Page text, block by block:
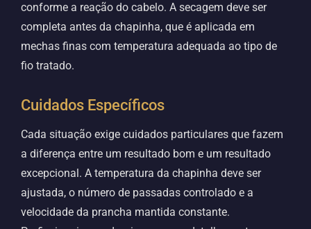
conforme a reação do cabelo. A secagem deve ser
completa antes da chapinha, que é aplicada em
mechas finas com temperatura adequada ao tipo de
fio tratado.
Cuidados Específicos
Cada situação exige cuidados particulares que fazem
a diferença entre um resultado bom e um resultado
excepcional. A temperatura da chapinha deve ser
ajustada, o número de passadas controlado e a
velocidade da prancha mantida constante.